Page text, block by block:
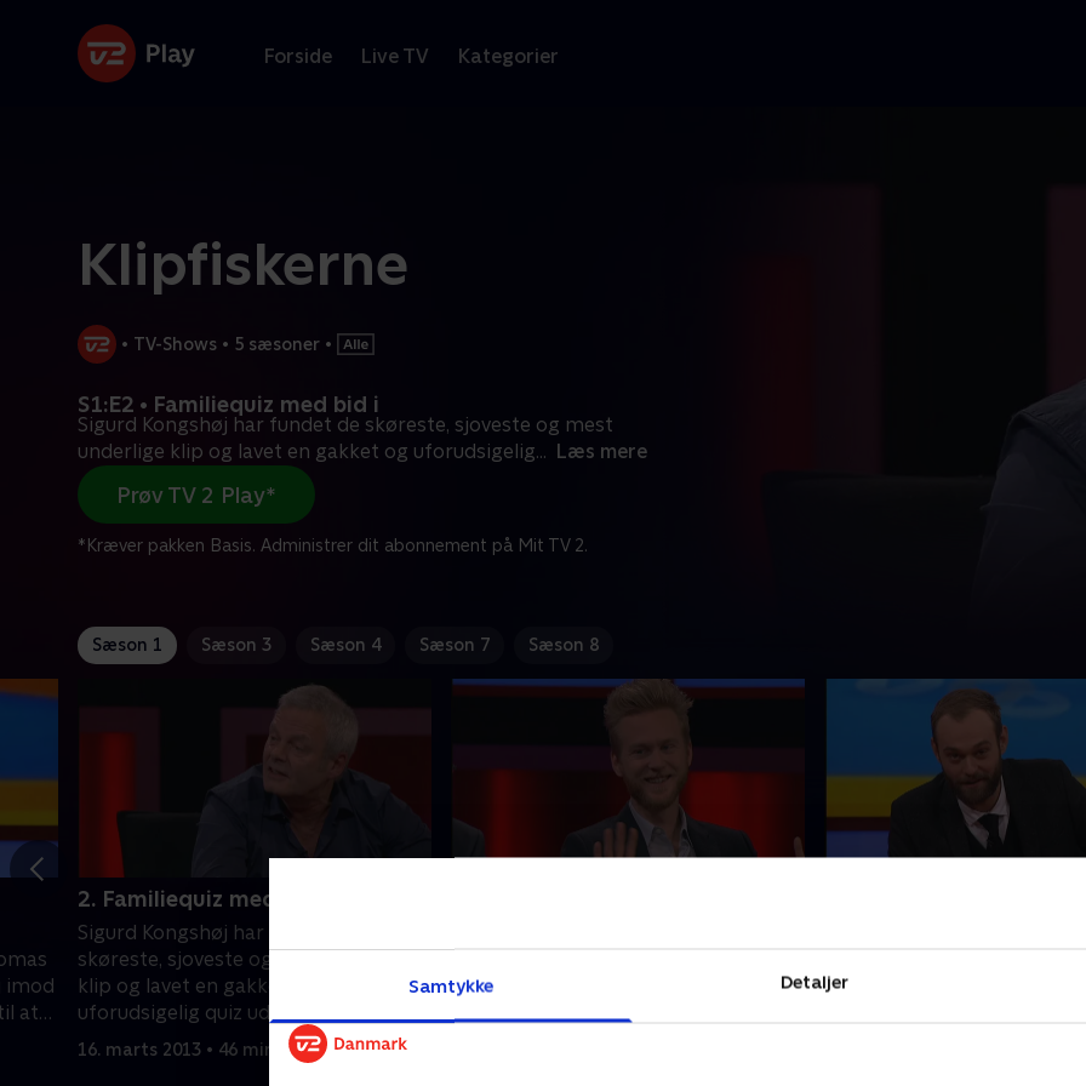
Samtykke Detaljer
Forside Live TV Kategorier
Klipfiskerne
• TV-Shows • 5 sæsoner •
S1:E2 • Familiequiz med bid i
Sigurd Kongshøj har fundet de skøreste, sjoveste og mest
underlige klip og lavet en gakket og uforudsigelig... Læs mere
Prøv TV 2 Play*
*Kræver pakken Basis. Administrer dit abonnement på Mit TV 2.
Sæson 1 Sæson 3 Sæson 4 Sæson 7 Sæson 8
imod
at
2. Familiequiz med bid i
Sigurd Kongshøj har fundet de
skøreste, sjoveste og mest underlige
klip og lavet en gakket og
uforudsigelig quiz ud af dem.
Sammen med de to faste
holdkaptajner, Huxi Bach og Thomas
16. marts 2013 • 46 min
klip og lavet en gakket og
uforudsigelig quiz ud af dem.
klip og lavet en gakket og